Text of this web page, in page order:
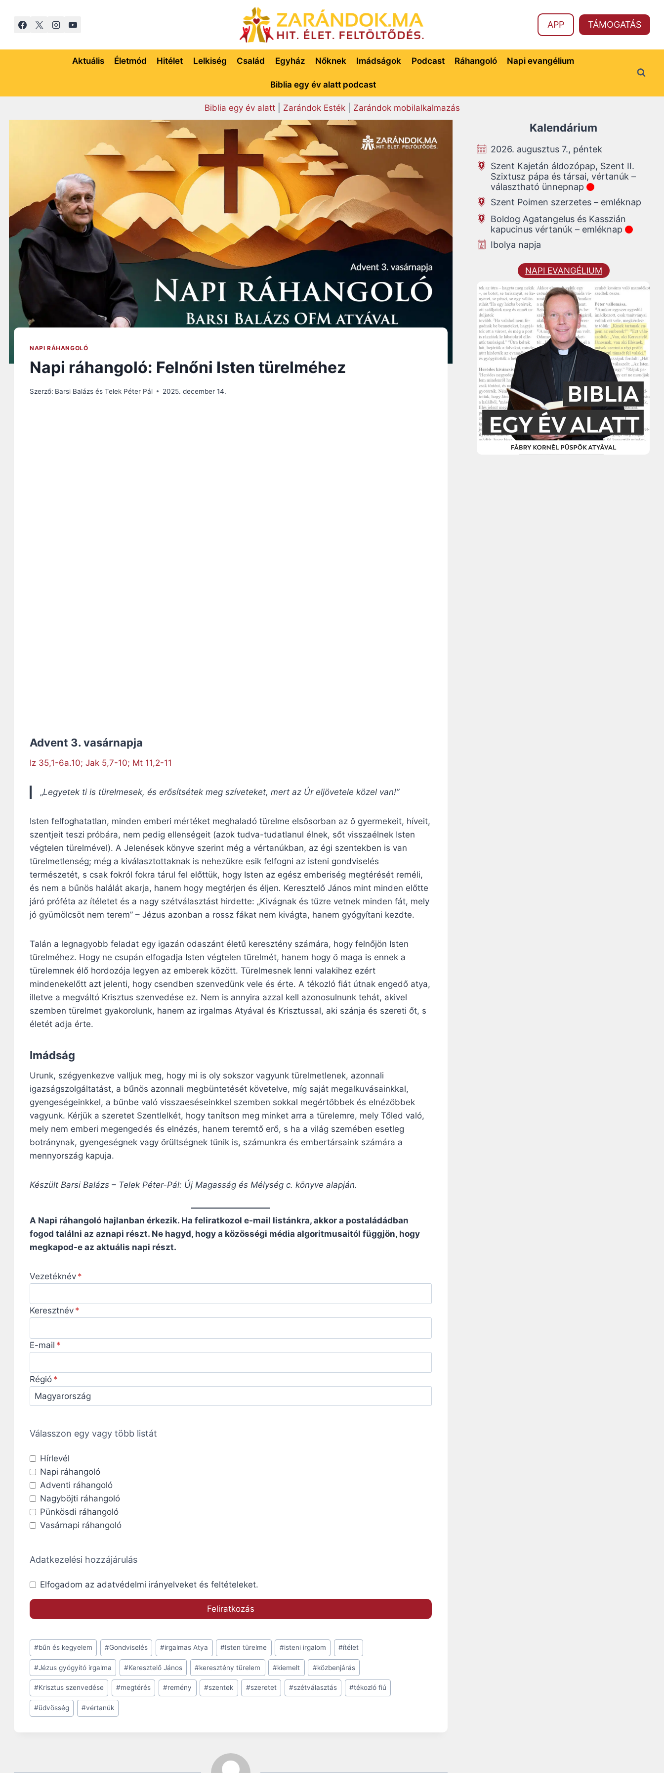
APP TÁMOGATÁS
Aktuális Életmód Hitélet Lelkiség Család Egyház Nőknek Imádságok Podcast Ráhangoló Napi evangélium
Biblia egy év alatt podcast
Biblia egy év alatt| Zarándok Esték| Zarándok mobilalkalmazás
NAPI RÁHANGOLÓ
Napi ráhangoló: Felnőni Isten türelméhez
Szerző: Barsi Balázs és Telek Péter Pál 2025. december 14.
Advent 3. vasárnapja
Iz 35,1-6a.10; Jak 5,7-10; Mt 11,2-11
„Legyetek ti is türelmesek, és erősítsétek meg szíveteket, mert az Úr eljövetele közel van!”
Isten felfoghatatlan, minden emberi mértéket meghaladó türelme elsősorban az ő gyermekeit, híveit,
szentjeit teszi próbára, nem pedig ellenségeit (azok tudva-tudatlanul élnek, sőt visszaélnek Isten
végtelen türelmével). A Jelenések könyve szerint még a vértanúkban, az égi szentekben is van
türelmetlenség; még a kiválasztottaknak is nehezükre esik felfogni az isteni gondvi­selés
természetét, s csak fokról fokra tárul fel előttük, hogy Isten az egész emberiség megté­rését reméli,
és nem a bűnös halálát akarja, hanem hogy megtérjen és éljen. Keresztelő János mint minden előtte
járó próféta az ítéletet és a nagy szétválasztást hirdette: „Kivágnak és tűzre vetnek minden fát, mely
jó gyümölcsöt nem terem” – Jézus azonban a rossz fákat nem kivágta, hanem gyógyítani kezdte.
Talán a legnagyobb feladat egy igazán odaszánt életű keresztény számára, hogy felnőjön Isten
türelméhez. Hogy ne csupán elfogadja Isten végtelen türelmét, hanem hogy ő maga is ennek a
türelemnek élő hordozója legyen az emberek között. Türelmesnek lenni valakihez ezért
mindenekelőtt azt jelenti, hogy csendben szenvedünk vele és érte. A tékozló fiát útnak engedő atya,
illetve a megváltó Krisztus szenvedése ez. Nem is annyira azzal kell azonosulnunk tehát, akivel
szemben türelmet gyakorolunk, hanem az irgalmas Atyával és Krisztussal, aki szánja és szereti őt, s
életét adja érte.
Imádság
Urunk, szégyenkezve valljuk meg, hogy mi is oly sokszor vagyunk türelmetlenek, azonnali
igazságszolgáltatást, a bűnös azonnali megbüntetését követelve, míg saját megalkuvásainkkal,
gyengeségeinkkel, a bűnbe való visszaeséseinkkel szemben sokkal megértőbbek és elnézőbbek
vagyunk. Kérjük a szeretet Szentlelkét, hogy tanítson meg minket arra a türelemre, mely Tőled való,
mely nem emberi megengedés és elnézés, hanem teremtő erő, s ha a világ szemében esetleg
botránynak, gyengeségnek vagy őrültségnek tűnik is, számunkra és embertársaink számára a
mennyország kapuja.
Készült Barsi Balázs – Telek Péter-Pál: Új Magasság és Mélység c. könyve alapján.
A Napi ráhangoló hajlanban érkezik. Ha feliratkozol e-mail listánkra, akkor a postaládádban
fogod találni az aznapi részt. Ne hagyd, hogy a közösségi média algoritmusaitól függjön, hogy
megkapod-e az aktuális napi részt.
Vezetéknév
Keresztnév
E-mail
Régió
Válasszon egy vagy több listát
Hírlevél
Napi ráhangoló
Adventi ráhangoló
Nagyböjti ráhangoló
Pünkösdi ráhangoló
Vasárnapi ráhangoló
Adatkezelési hozzájárulás
Elfogadom az adatvédelmi irányelveket és feltételeket.
Post
Tags:
#bűn és kegyelem #Gondviselés #irgalmas Atya #Isten türelme #isteni irgalom #ítélet
#Jézus gyógyító irgalma #Keresztelő János #keresztény türelem #kiemelt #közbenjárás
#Krisztus szenvedése #megtérés #remény #szentek #szeretet #szétválasztás #tékozló fiú
#üdvösség #vértanúk
Kalendárium
2026. augusztus 7., péntek
Szent Kajetán áldozópap, Szent II.
Szixtusz pápa és társai, vértanúk –
választható ünnepnap
Szent Poimen szerzetes – emléknap
Boldog Agatangelus és Kasszián
kapucinus vértanúk – emléknap
Ibolya napja
NAPI EVANGÉLIUM